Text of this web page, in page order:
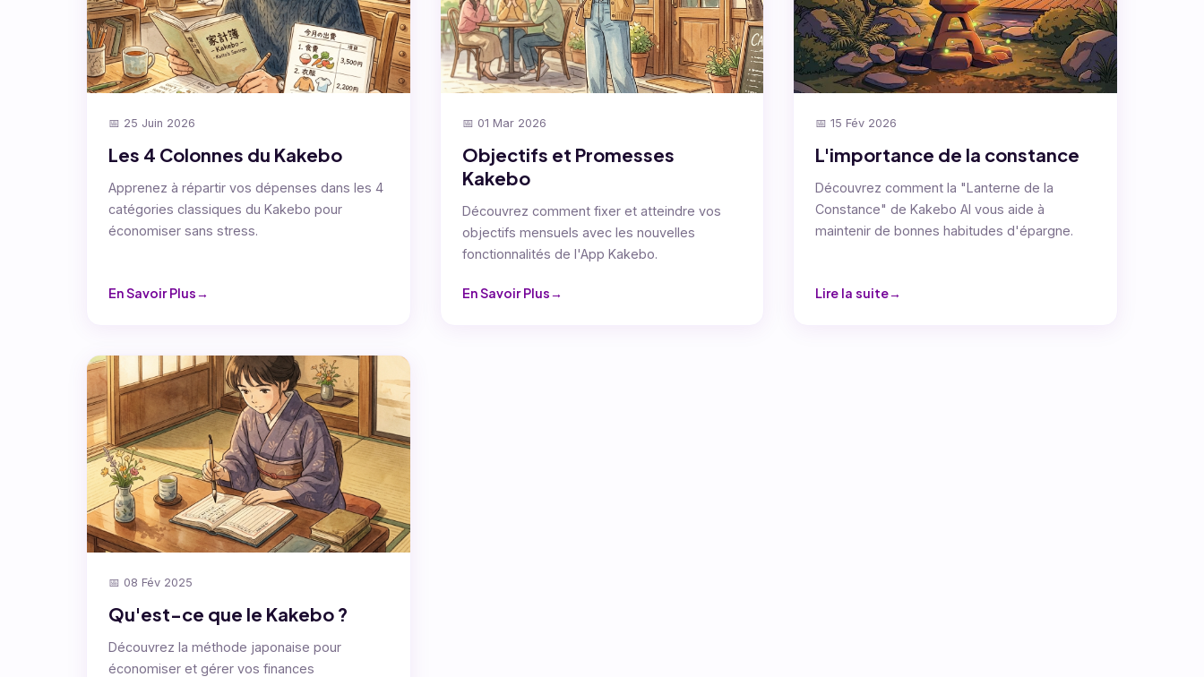
📅 25 Juin 2026
Les 4 Colonnes du Kakebo
Apprenez à répartir vos dépenses dans les 4
catégories classiques du Kakebo pour
économiser sans stress.
En Savoir Plus
📅 01 Mar 2026
Objectifs et Promesses
Kakebo
Découvrez comment fixer et atteindre vos
objectifs mensuels avec les nouvelles
fonctionnalités de l'App Kakebo.
En Savoir Plus
📅 15 Fév 2026
L'importance de la constance
Découvrez comment la "Lanterne de la
Constance" de Kakebo AI vous aide à
maintenir de bonnes habitudes d'épargne.
Lire la suite
📅 08 Fév 2025
Qu'est-ce que le Kakebo ?
Découvrez la méthode japonaise pour
économiser et gérer vos finances